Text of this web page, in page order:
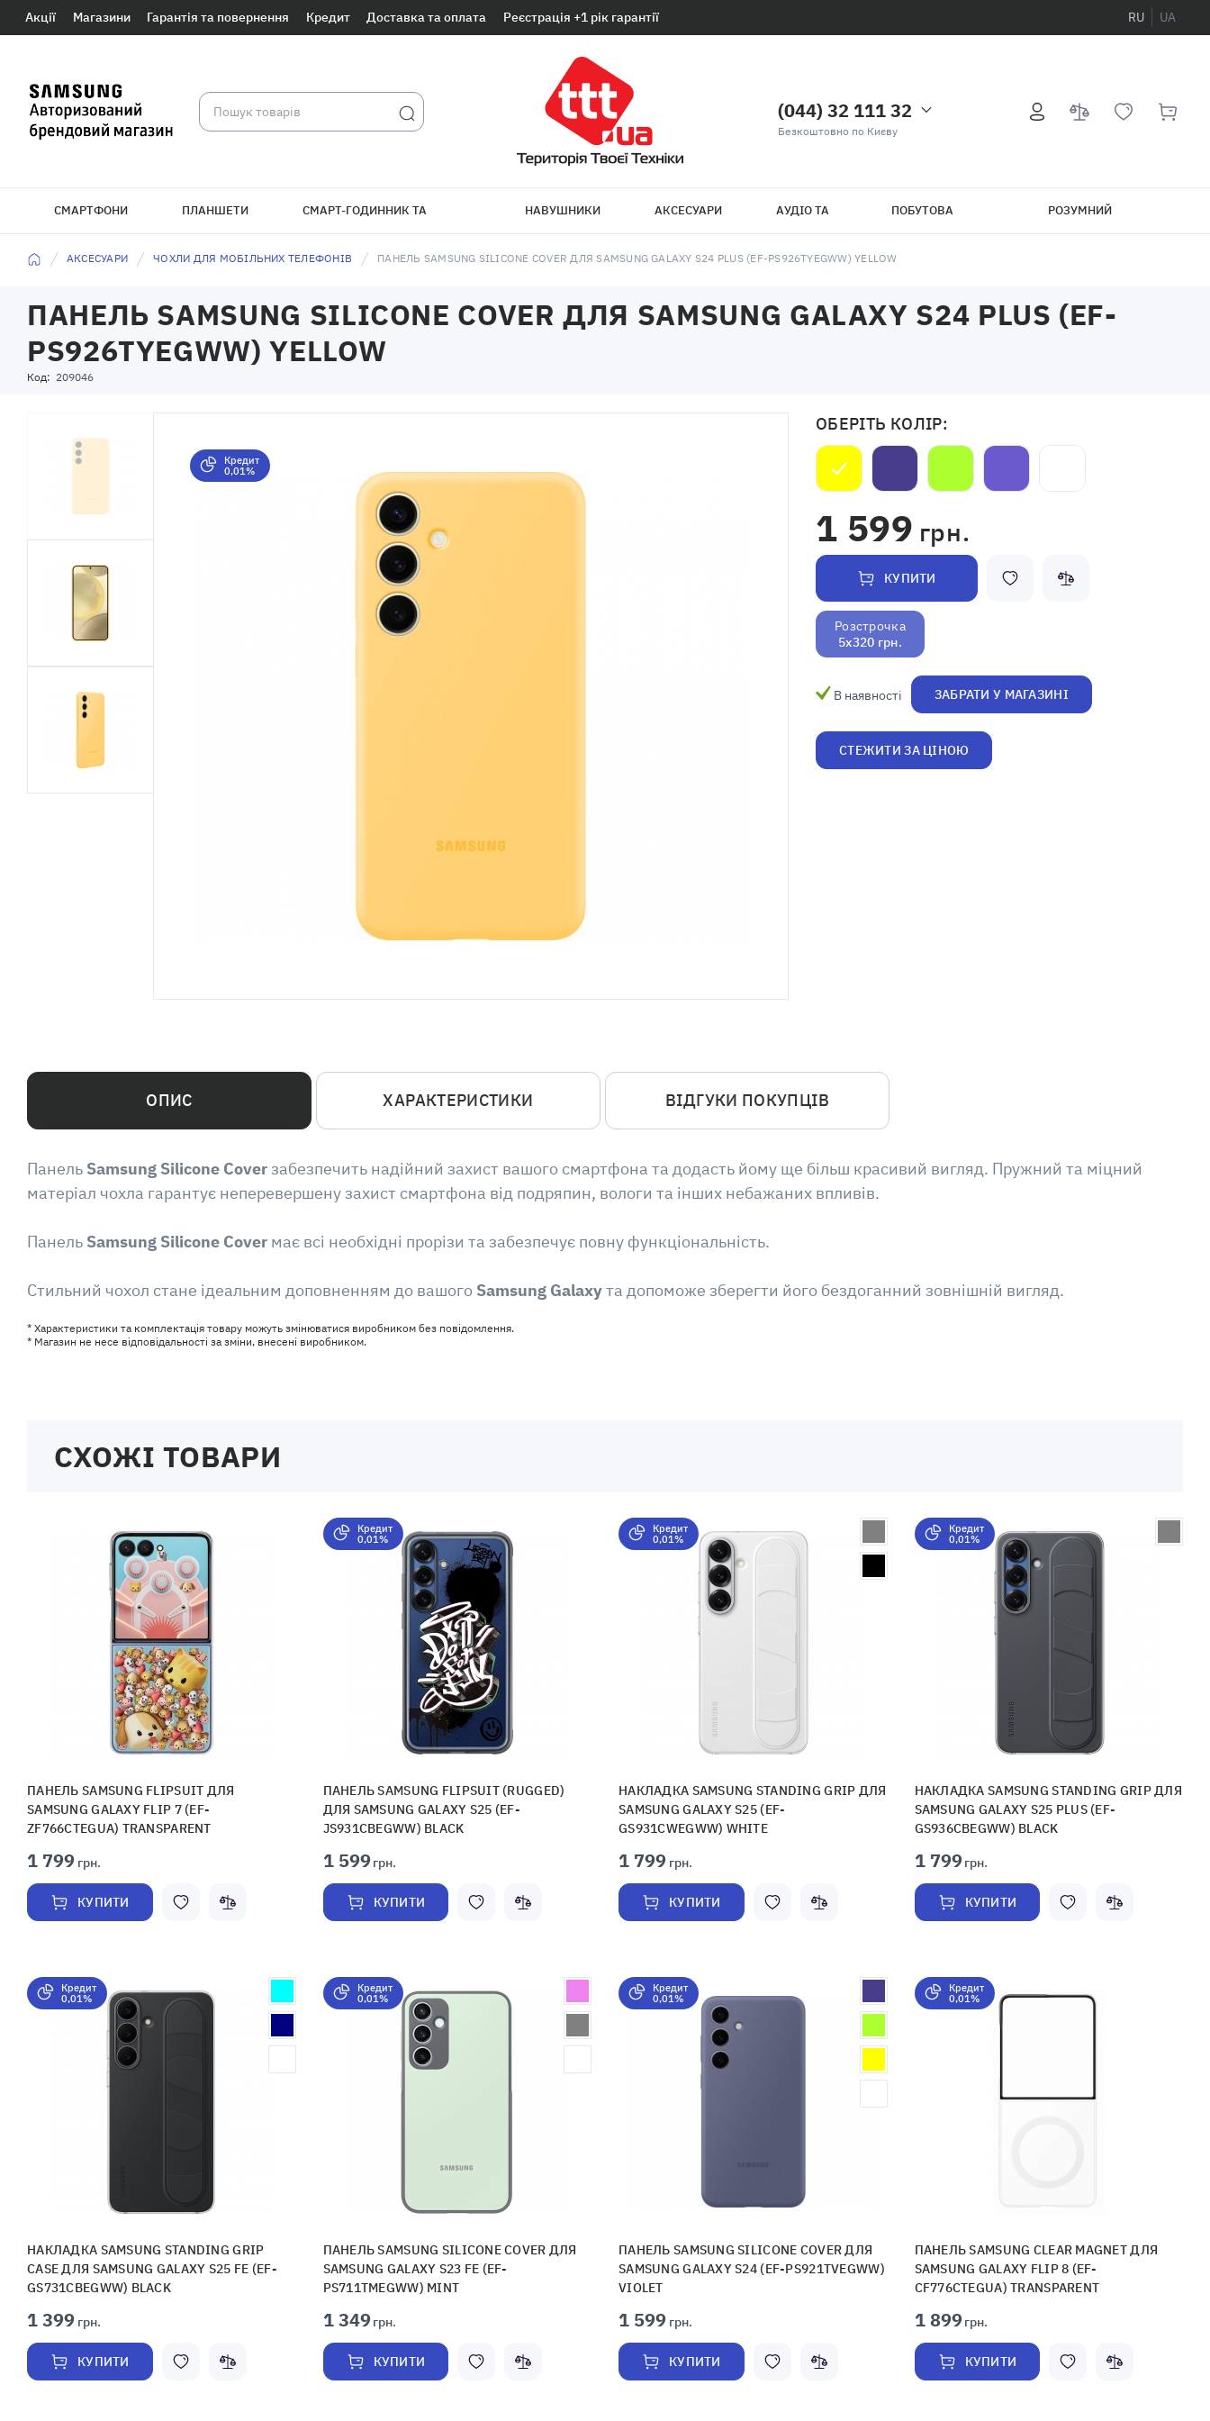
Акції Магазини Гарантія та повернення Кредит Доставка та оплата Реєстрація +1 рік гарантії RU UA
(044) 32 111 32
Безкоштовно по Києву
СМАРТФОНИ ПЛАНШЕТИ СМАРТ-ГОДИННИК ТА
БРАСЛЕТИ
НАВУШНИКИ АКСЕСУАРИ АУДІО ТА
ТБ
ПОБУТОВА
ТЕХНІКА
РОЗУМНИЙ
АКСЕСУАРИ ЧОХЛИ ДЛЯ МОБІЛЬНИХ ТЕЛЕФОНІВ ПАНЕЛЬ SAMSUNG SILICONE COVER ДЛЯ SAMSUNG GALAXY S24 PLUS (EF-PS926TYEGWW) YELLOW
ПАНЕЛЬ SAMSUNG SILICONE COVER ДЛЯ SAMSUNG GALAXY S24 PLUS (EF-
PS926TYEGWW) YELLOW
Код: 209046
Кредит
0,01%
ОБЕРІТЬ КОЛІР:
1 599 грн.
КУПИТИ
Розстрочка
5x320 грн.
В наявності ЗАБРАТИ У МАГАЗИНІ
СТЕЖИТИ ЗА ЦІНОЮ
ОПИС
Панель Samsung Silicone Coverзабезпечить надійний захист вашого смартфона та додасть йому ще більш красивий вигляд. Пружний та міцний
матеріал чохла гарантує неперевершену захист смартфона від подряпин, вологи та інших небажаних впливів.
Панель Samsung Silicone Cover має всі необхідні прорізи та забезпечує повну функціональність.
Стильний чохол стане ідеальним доповненням до вашого Samsung Galaxyта допоможе зберегти його бездоганний зовнішній вигляд.
* Характеристики та комплектація товару можуть змінюватися виробником без повідомлення.
* Магазин не несе відповідальності за зміни, внесені виробником.
ХАРАКТЕРИСТИКИ ВІДГУКИ ПОКУПЦІВ
СХОЖІ ТОВАРИ
ПАНЕЛЬ SAMSUNG FLIPSUIT ДЛЯ
SAMSUNG GALAXY FLIP 7 (EF-
ZF766CTEGUA) TRANSPARENT
1 799 грн.
КУПИТИ
Кредит
0,01%
ПАНЕЛЬ SAMSUNG FLIPSUIT (RUGGED)
ДЛЯ SAMSUNG GALAXY S25 (EF-
JS931CBEGWW) BLACK
1 599грн.
КУПИТИ
Кредит
0,01%
НАКЛАДКА SAMSUNG STANDING GRIP ДЛЯ
SAMSUNG GALAXY S25 (EF-
GS931CWEGWW) WHITE
1 799 грн.
КУПИТИ
Кредит
0,01%
НАКЛАДКА SAMSUNG STANDING GRIP ДЛЯ
SAMSUNG GALAXY S25 PLUS (EF-
GS936CBEGWW) BLACK
1 799грн.
КУПИТИ
Кредит
0,01%
НАКЛАДКА SAMSUNG STANDING GRIP
CASE ДЛЯ SAMSUNG GALAXY S25 FE (EF-
GS731CBEGWW) BLACK
1 399 грн.
КУПИТИ
Кредит
0,01%
ПАНЕЛЬ SAMSUNG SILICONE COVER ДЛЯ
SAMSUNG GALAXY S23 FE (EF-
PS711TMEGWW) MINT
1 349грн.
КУПИТИ
Кредит
0,01%
ПАНЕЛЬ SAMSUNG SILICONE COVER ДЛЯ
SAMSUNG GALAXY S24 (EF-PS921TVEGWW)
VIOLET
1 599 грн.
КУПИТИ
Кредит
0,01%
ПАНЕЛЬ SAMSUNG CLEAR MAGNET ДЛЯ
SAMSUNG GALAXY FLIP 8 (EF-
CF776CTEGUA) TRANSPARENT
1 899грн.
КУПИТИ